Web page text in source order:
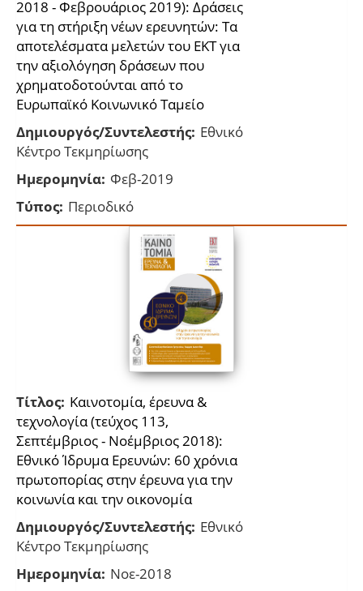
2018 - Φεβρουάριος 2019): Δράσεις
για τη στήριξη νέων ερευνητών: Τα
αποτελέσματα μελετών του ΕΚΤ για
την αξιολόγηση δράσεων που
χρηματοδοτούνται από το
Ευρωπαϊκό Κοινωνικό Ταμείο
Δημιουργός/Συντελεστής: Εθνικό
Κέντρο Τεκμηρίωσης
Ημερομηνία: Φεβ-2019
Τύπος: Περιοδικό
Τίτλος: Καινοτομία, έρευνα &
τεχνολογία (τεύχος 113,
Σεπτέμβριος - Νοέμβριος 2018):
Εθνικό Ίδρυμα Ερευνών: 60 χρόνια
πρωτοπορίας στην έρευνα για την
κοινωνία και την οικονομία
Δημιουργός/Συντελεστής: Εθνικό
Κέντρο Τεκμηρίωσης
Ημερομηνία: Νοε-2018